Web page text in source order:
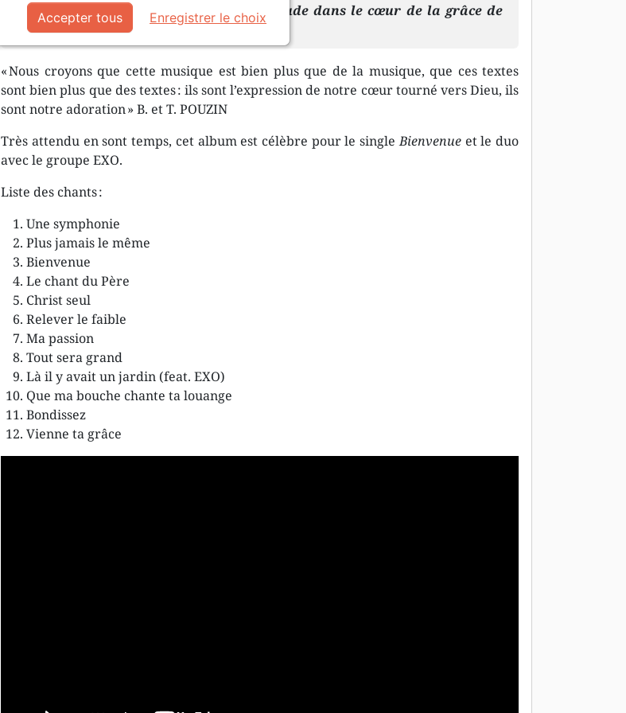
Amène tes besoins, tes soucis, ta solitude dans le cœur de la grâce de
Dieu
« Nous croyons que cette musique est bien plus que de la musique, que ces textes
sont bien plus que des textes : ils sont l’expression de notre cœur tourné vers Dieu, ils
sont notre adoration » B. et T. POUZIN
Très attendu en sont temps, cet album est célèbre pour le singleBienvenueet le duo
avec le groupe EXO.
Liste des chants :
Une symphonie
Plus jamais le même
Bienvenue
Le chant du Père
Christ seul
Relever le faible
Ma passion
Tout sera grand
Là il y avait un jardin (feat. EXO)
Que ma bouche chante ta louange
Bondissez
Vienne ta grâce
Accepter tous Enregistrer le choix